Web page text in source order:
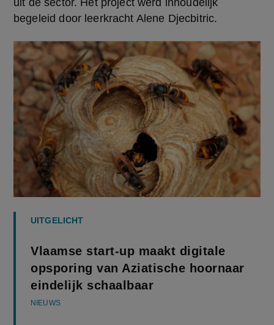
uit de sector. Het project werd inhoudelijk
begeleid door leerkracht Alene Djecbitric.
UITGELICHT
Vlaamse start-up maakt digitale
opsporing van Aziatische hoornaar
eindelijk schaalbaar
NIEUWS